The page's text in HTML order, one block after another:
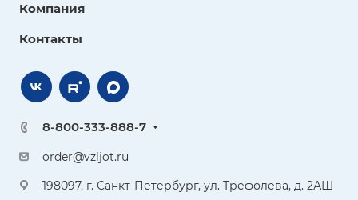
Компания
Контакты
8-800-333-888-7
order@vzljot.ru
198097, г. Санкт-Петербург, ул. Трефолева, д. 2АШ